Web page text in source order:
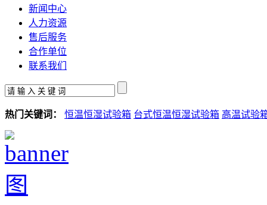
新闻中心
人力资源
售后服务
合作单位
联系我们
热门关键词： 恒温恒湿试验箱 台式恒温恒湿试验箱 高温试验